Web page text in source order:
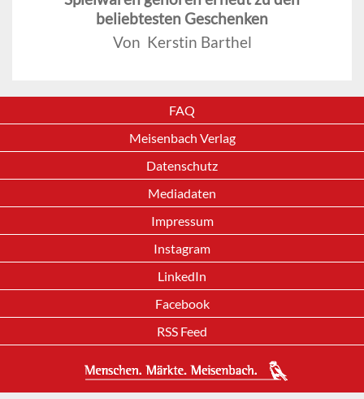
beliebtesten Geschenken
Von Kerstin Barthel
FAQ
Meisenbach Verlag
Datenschutz
Mediadaten
Impressum
Instagram
LinkedIn
Facebook
RSS Feed